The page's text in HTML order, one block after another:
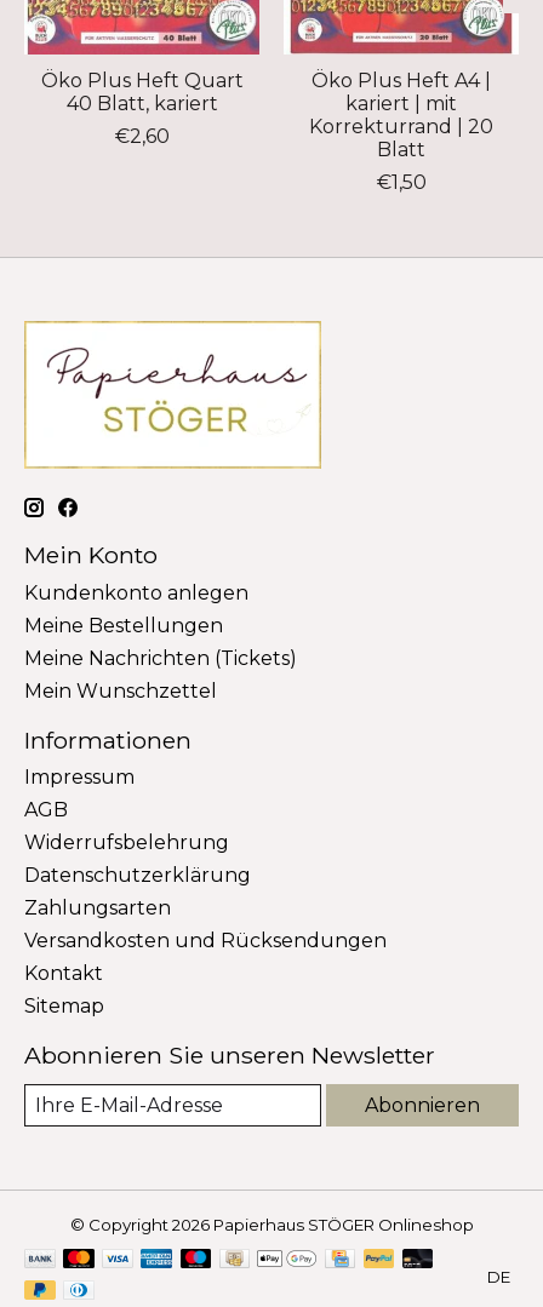
Öko Plus Heft Quart
40 Blatt, kariert
€2,60
Öko Plus Heft A4 |
kariert | mit
Korrekturrand | 20
Blatt
€1,50
Mein Konto
Kundenkonto anlegen
Meine Bestellungen
Meine Nachrichten (Tickets)
Mein Wunschzettel
Informationen
Impressum
AGB
Widerrufsbelehrung
Datenschutzerklärung
Zahlungsarten
Versandkosten und Rücksendungen
Kontakt
Sitemap
Abonnieren Sie unseren Newsletter
Abonnieren
© Copyright 2026 Papierhaus STÖGER Onlineshop
DE